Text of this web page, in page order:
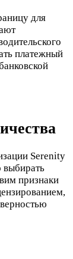
для
платежный
Serenity
выбирать
признаки